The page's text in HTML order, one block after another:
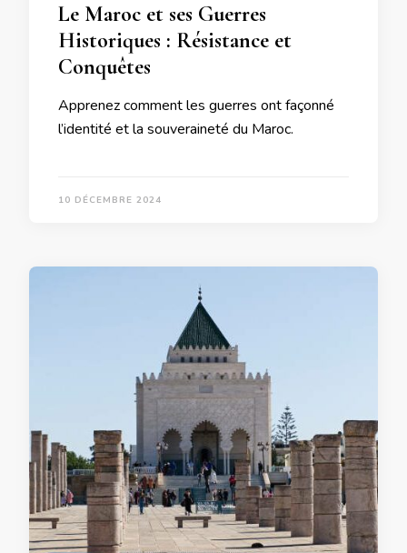
Le Maroc et ses Guerres
Historiques : Résistance et
Conquêtes
Apprenez comment les guerres ont façonné
l’identité et la souveraineté du Maroc.
10 DÉCEMBRE 2024